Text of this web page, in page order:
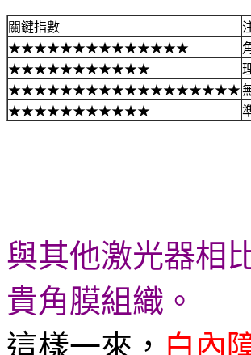
關鍵指數
★★★★★★★★★★★★★★
★★★★★★★★★★★
★★★★★★★★★★★★★★★★★★
★★★★★★★★★★★
與其他激光器相
貴角膜組織。
這樣一來， 白內